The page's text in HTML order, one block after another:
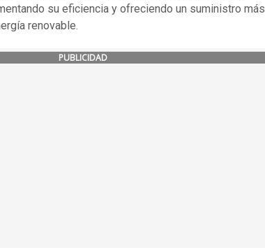
su eficiencia y ofreciendo un suministro más
renovable.
PUBLICIDAD